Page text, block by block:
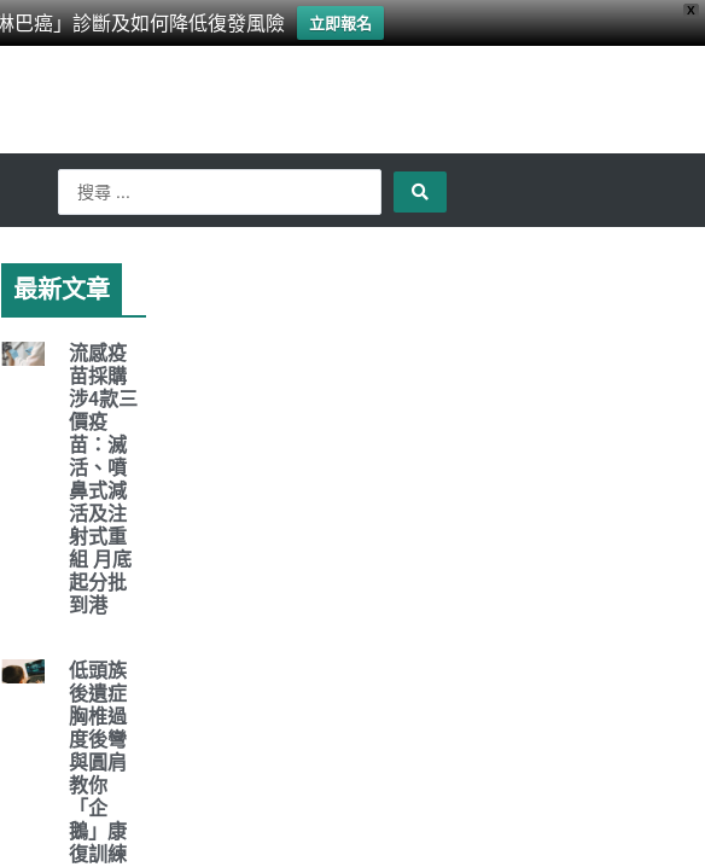
X
巴癌」診斷及如何降低復發風險 立即報名
Search
...
最新文章
流感疫
苗採購
涉4款三
價疫
苗：滅
活、噴
鼻式減
活及注
射式重
組 月底
起分批
到港
低頭族
後遺症
胸椎過
度後彎
與圓肩
教你
「企
鵝」康
復訓練